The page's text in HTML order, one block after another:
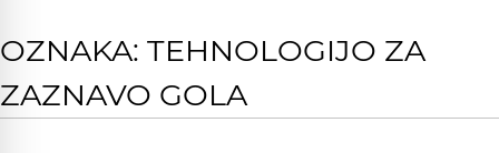
OZNAKA: TEHNOLOGIJO ZA
ZAZNAVO GOLA